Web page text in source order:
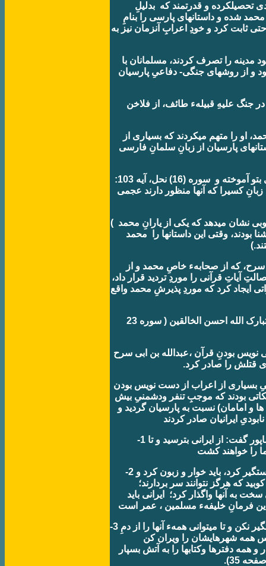
و قدرتمند که بدليلِ
شده و داستانهای پارسی را بنامِ
ثابت کرد و خودِ اعرابِ آنزمان نيز به
مدينه را تصرف کردند، مسلمانان با
و از روشهای جنگی- دفاعیِ پارسيان
جنگ عليهِ قبيلهء طائف، از فلاخن
او را متهم ميکردند که بسياری از
پارسيان از زبانِ سلمانِ فارسی
سوره (16) نحل، آيه 103:
زبانِ کسيرا که آنها منظور دارند عجمی
نشان ميدهد که يکی از يارانِ محمد
بودند، وقتی اين داستانها را محمد
سرح، که از صحابهء خاصِ محمد و از
آياتِ قرآنی را موردِ ترديد قرار داد،
ايجاد کرد که موردِ پذيرشِ محمد واقع
الله احسن الخالقين ( سوره 23
عبدالله بن ابی سرح
نويس بودنِ قرآن
قتلش را صادر کرد.
بسياری از اعراب از دست نويس بودن
بودند که موجبِ تنفر ودشمنیِ بيش
و امامان) نسبت به پارسيان گرديد و
ايرانيان صادر کردند
1-
2-
که هرگز نتوانند سر بردارند؛
به آنها واگذار کرد؛ ايرانی بايد
3-
پس همه شهرهايشان را ويران کن
همه دفترها وکتابها را به آتش بسپار
35).